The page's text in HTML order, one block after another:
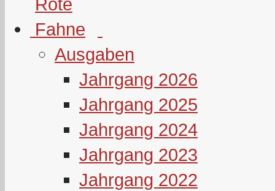
Ausgaben
Jahrgang 2026
Jahrgang 2025
Jahrgang 2024
Jahrgang 2023
Jahrgang 2022